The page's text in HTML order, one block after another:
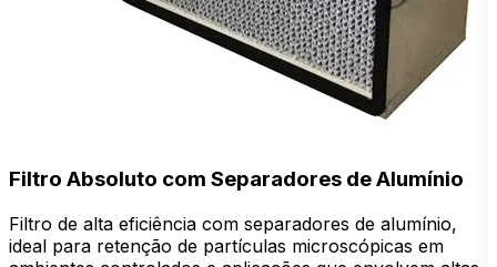
Filtro Absoluto com Separadores de Alumínio
Filtro de alta eficiência com separadores de alumínio,
ideal para retenção de partículas microscópicas em